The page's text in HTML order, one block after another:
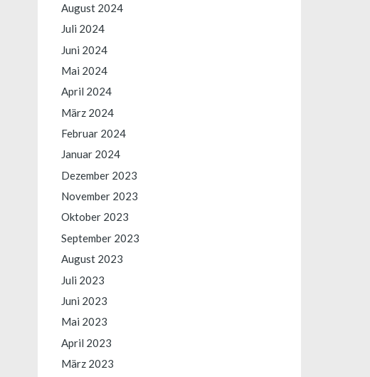
August 2024
Juli 2024
Juni 2024
Mai 2024
April 2024
März 2024
Februar 2024
Januar 2024
Dezember 2023
November 2023
Oktober 2023
September 2023
August 2023
Juli 2023
Juni 2023
Mai 2023
April 2023
März 2023